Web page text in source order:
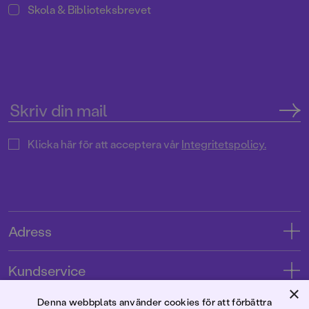
Skola & Biblioteksbrevet
Klicka här för att acceptera vårIntegritetspolicy.
Adress
Kundservice
Kontakta oss ×
Denna webbplats använder cookies för att förbättra